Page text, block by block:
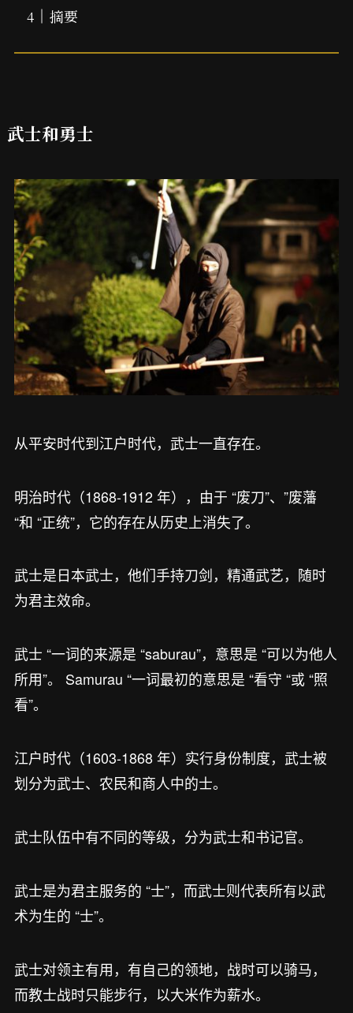
摘要
武士和勇士
从平安时代到江户时代，武士一直存在。
明治时代（1868-1912 年），由于 “废刀”、”废藩
“和 “正统”，它的存在从历史上消失了。
武士是日本武士，他们手持刀剑，精通武艺，随时
为君主效命。
武士 “一词的来源是 “saburau”，意思是 “可以为他人
所用”。 Samurau “一词最初的意思是 “看守 “或 “照
看”。
江户时代（1603-1868 年）实行身份制度，武士被
划分为武士、农民和商人中的士。
武士队伍中有不同的等级，分为武士和书记官。
武士是为君主服务的 “士”，而武士则代表所有以武
术为生的 “士”。
武士对领主有用，有自己的领地，战时可以骑马，
而教士战时只能步行，以大米作为薪水。